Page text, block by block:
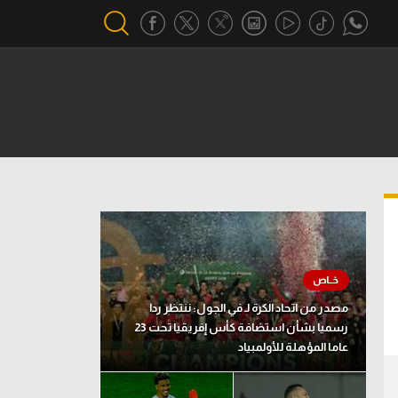
تحقيق في الجول
تقرير في الجول
تحليل في الجول
حكايات في الجول
كويز في الجول
فيديو في الجول
مصدر من اتحاد الكرة لـ في الجول: ننتظر ردا
رسميا بشأن استضافة كأس إفريقيا تحت 23
عاما المؤهلة للأولمبياد